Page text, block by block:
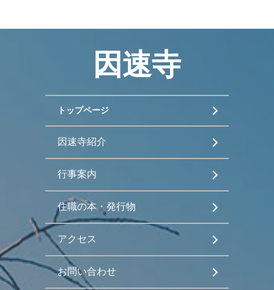
因速寺
トップページ
因速寺紹介
行事案内
住職の本・発行物
アクセス
お問い合わせ